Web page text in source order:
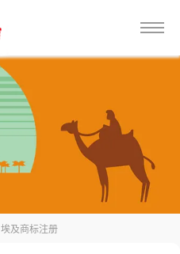
埃及商标注册